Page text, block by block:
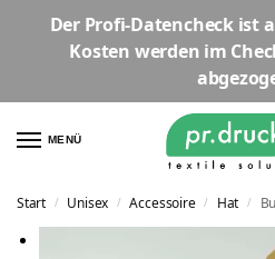
Der Profi-Datencheckist
Kosten werden im
MENÜ
Start / Unisex / Accessoire / Hat /